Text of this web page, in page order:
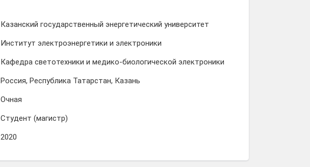
Казанский государственный энергетический университет
Институт электроэнергетики и электроники
Кафедра светотехники и медико-биологической электроники
Россия, Республика Татарстан, Казань
Очная
Студент (магистр)
2020